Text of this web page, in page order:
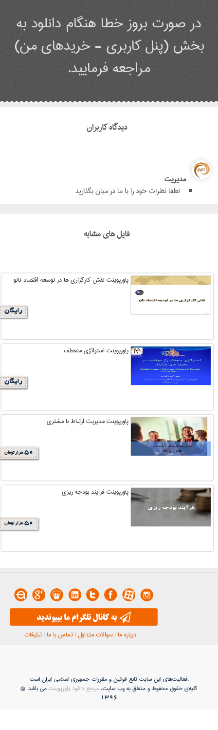
در صورت بروز خطا هنگام دانلود به
بخش (پنل کاربری - خریدهای من)
مراجعه فرمایید.
دیدگاه کاربران
مدیریت
لطفا نظرات خود را با ما در میان بگذارید
فایل های مشابه
پاورپوینت نقش کارگزاری ها در توسعه اقتصاد نانو
رایگان
پاورپوینت استراتژی منعطف
رایگان
پاورپوینت مدیریت ارتباط با مشتری
50 هزار تومان
پاورپوینت فرایند بودجه ریزی
50 هزار تومان
درباره ما |سوالات متداول |تماس با ما |تبلیغات
فعاليت‌های اين سايت تابع قوانين و مقررات جمهوری اسلامی ايران است.
کلیه‌ی حقوق محفوظ و متعلق به وب سایت،مرجع دانلود پاورپوینتمی باشد ©
1396